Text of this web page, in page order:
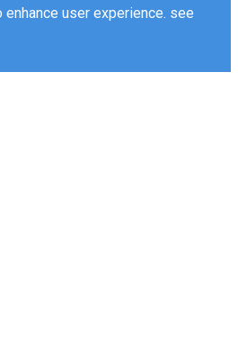
user experience. see